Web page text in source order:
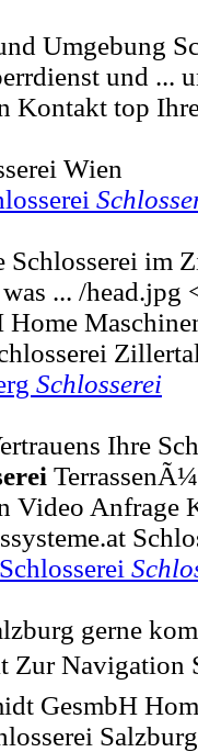
Umgebung
und ...
Kontakt top
Wien
im
... /head.jpg
Schlosserei
Ihre
Video Anfrage
gerne
Zur Navigation
GesmbH